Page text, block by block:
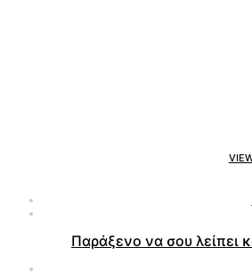
Παράξενο να σου λείπει